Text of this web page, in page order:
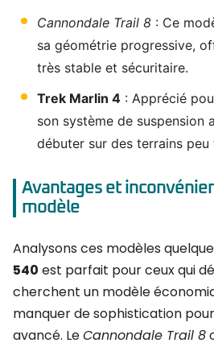
Cannondale Trail 8 : Ce
sa géométrie progressive,
très stable et sécuritaire.
Trek Marlin 4 : Apprécié
son système de suspension
débuter sur des terrains peu
Avantages et
modèle
Analysons ces modèles
540 est parfait pour ceux qui
cherchent un modèle
manquer de sophistication
avancé. LeCannondale Trail 8